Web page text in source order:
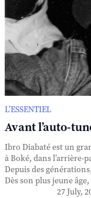
L’ESSENTIEL
Avant l’auto-
Ibro Diabaté est un
à Boké, dans l’arrière-
Depuis des
Dès son plus jeune
27 July,